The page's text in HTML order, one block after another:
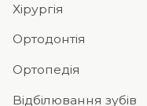
Хірургія
Ортодонтія
Ортопедія
Відбілювання зубів